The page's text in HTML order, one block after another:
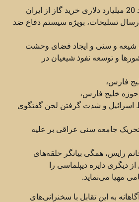
و توسعه نفوذ شیعیان در
رایس، همگی بیانگر حلقه‌های
دیگری دایره دیپلماسی را
مهیا می‌نماید.
به این تقابل با سخنرانی‌های